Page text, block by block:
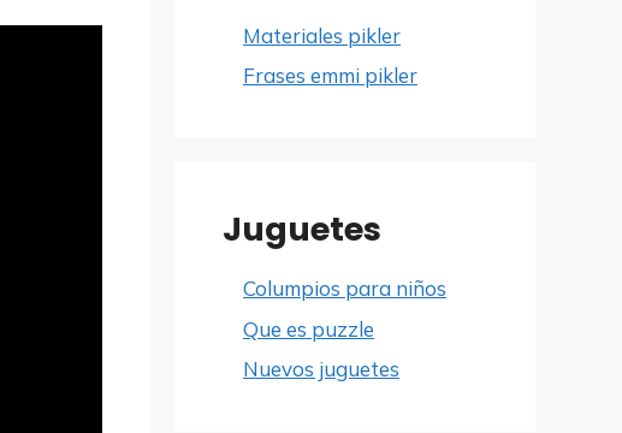
Materiales pikler
Frases emmi pikler
Juguetes
Columpios para niños
Que es puzzle
Nuevos juguetes